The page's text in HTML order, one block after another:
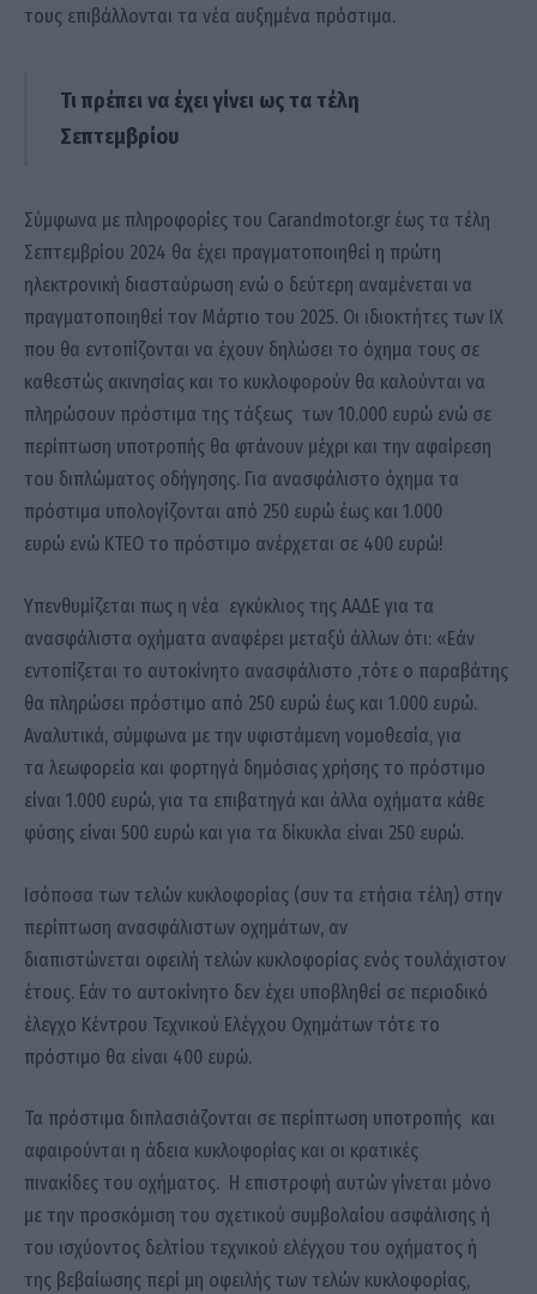
τους επιβάλλονται τα νέα αυξημένα πρόστιμα.
Τι πρέπει να έχει γίνει ως τα τέλη
Σεπτεμβρίου
Σύμφωνα με πληροφορίες του Carandmotor.gr έως τα τέλη
Σεπτεμβρίου 2024 θα έχει πραγματοποιηθεί η πρώτη
ηλεκτρονική διασταύρωση ενώ ο δεύτερη αναμένεται να
πραγματοποιηθεί τον Μάρτιο του 2025. Οι ιδιοκτήτες των ΙΧ
που θα εντοπίζονται να έχουν δηλώσει το όχημα τους σε
καθεστώς ακινησίας και το κυκλοφορούν θα καλούνται να
πληρώσουν πρόστιμα της τάξεως των 10.000 ευρώ ενώ σε
περίπτωση υποτροπής θα φτάνουν μέχρι και την αφαίρεση
του διπλώματος οδήγησης. Για ανασφάλιστο όχημα τα
πρόστιμα υπολογίζονται από 250 ευρώ έως και 1.000
ευρώ ενώ ΚΤΕΟ το πρόστιμο ανέρχεται σε 400 ευρώ!
Υπενθυμίζεται πως η νέα εγκύκλιος της ΑΑΔΕ για τα
ανασφάλιστα οχήματα αναφέρει μεταξύ άλλων ότι: «Εάν
εντοπίζεται το αυτοκίνητο ανασφάλιστο ,τότε ο παραβάτης
θα πληρώσει πρόστιμο από 250 ευρώ έως και 1.000 ευρώ.
Αναλυτικά, σύμφωνα με την υφιστάμενη νομοθεσία, για
τα λεωφορεία και φορτηγά δημόσιας χρήσης το πρόστιμο
είναι 1.000 ευρώ, για τα επιβατηγά και άλλα οχήματα κάθε
φύσης είναι 500 ευρώ και για τα δίκυκλα είναι 250 ευρώ.
Ισόποσα των τελών κυκλοφορίας (συν τα ετήσια τέλη) στην
περίπτωση ανασφάλιστων οχημάτων, αν
διαπιστώνεται οφειλή τελών κυκλοφορίας ενός τουλάχιστον
έτους. Εάν το αυτοκίνητο δεν έχει υποβληθεί σε περιοδικό
έλεγχο Κέντρου Τεχνικού Ελέγχου Οχημάτων τότε το
πρόστιμο θα είναι 400 ευρώ.
Τα πρόστιμα διπλασιάζονται σε περίπτωση υποτροπής και
αφαιρούνται η άδεια κυκλοφορίας και οι κρατικές
πινακίδες του οχήματος. Η επιστροφή αυτών γίνεται μόνο
με την προσκόμιση του σχετικού συμβολαίου ασφάλισης ή
του ισχύοντος δελτίου τεχνικού ελέγχου του οχήματος ή
της βεβαίωσης περί μη οφειλής των τελών κυκλοφορίας,